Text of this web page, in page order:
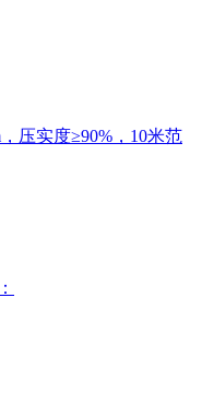
压实度≥90%，10米范